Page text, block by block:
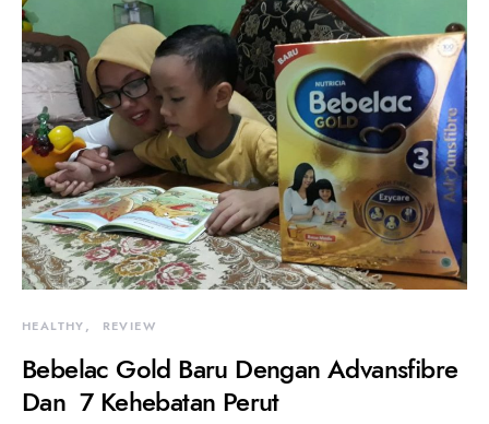
HEALTHY REVIEW
Bebelac Gold Baru Dengan Advansfibre
Dan 7 Kehebatan Perut